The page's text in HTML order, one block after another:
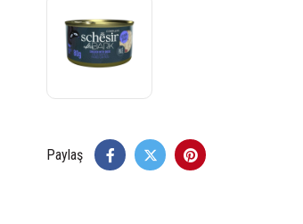
Paylaş